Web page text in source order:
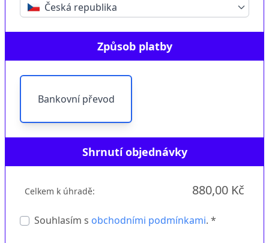
Česká republika
Způsob platby
Bankovní převod
Shrnutí objednávky
Celkem k úhradě: 880,00 Kč
Souhlasím s obchodními podmínkami. *